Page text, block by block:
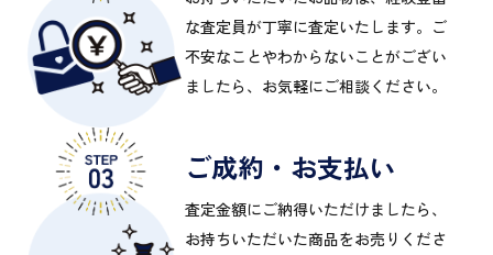
な査定員が丁寧に査定いたします。ご
不安なことやわからないことがござい
ましたら、お気軽にご相談ください。
ご成約・お支払い
査定金額にご納得いただけましたら、
お持ちいただいた商品をお売りくださ